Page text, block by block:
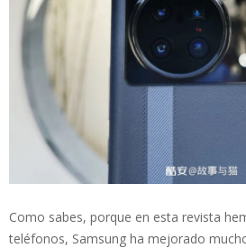
Como sabes, porque en esta revista
teléfonos, Samsung ha mejorado